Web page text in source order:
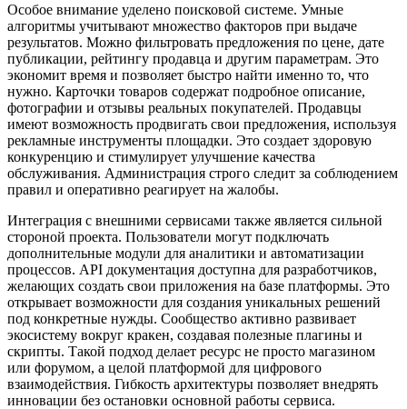
Особое внимание уделено поисковой системе. Умные
алгоритмы учитывают множество факторов при выдаче
результатов. Можно фильтровать предложения по цене, дате
публикации, рейтингу продавца и другим параметрам. Это
экономит время и позволяет быстро найти именно то, что
нужно. Карточки товаров содержат подробное описание,
фотографии и отзывы реальных покупателей. Продавцы
имеют возможность продвигать свои предложения, используя
рекламные инструменты площадки. Это создает здоровую
конкуренцию и стимулирует улучшение качества
обслуживания. Администрация строго следит за соблюдением
правил и оперативно реагирует на жалобы.
Интеграция с внешними сервисами также является сильной
стороной проекта. Пользователи могут подключать
дополнительные модули для аналитики и автоматизации
процессов. API документация доступна для разработчиков,
желающих создать свои приложения на базе платформы. Это
открывает возможности для создания уникальных решений
под конкретные нужды. Сообщество активно развивает
экосистему вокруг кракен, создавая полезные плагины и
скрипты. Такой подход делает ресурс не просто магазином
или форумом, а целой платформой для цифрового
взаимодействия. Гибкость архитектуры позволяет внедрять
инновации без остановки основной работы сервиса.